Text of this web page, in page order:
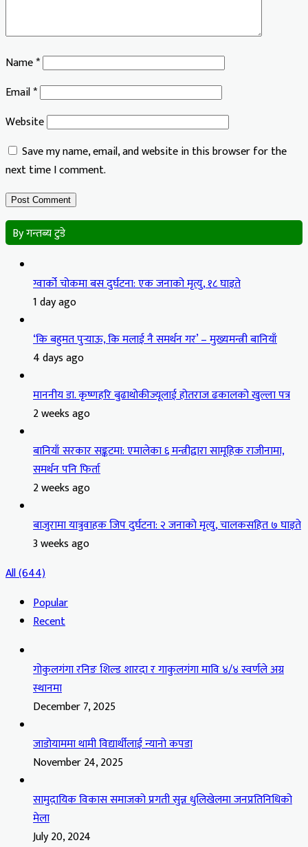
Name*
Email*
Website
Save my name, email, and website in this browser for the
next time I comment.
By गन्तब्य टुडे
ग्वार्को चोकमा बस दुर्घटना: एक जनाको मृत्यु, १८ घाइते
1 day ago
‘कि बहुमत पुर्‍याऊ, कि मलाई नै समर्थन गर’ – मुख्यमन्त्री बानियाँ
4 days ago
माननीय डा. कृष्णहरि बुढाथोकीज्यूलाई होतराज ढकालको खुल्ला पत्र
2 weeks ago
बानियाँ सरकार सङ्कटमा: एमालेका ६ मन्त्रीद्वारा सामूहिक राजीनामा,
समर्थन पनि फिर्ता
2 weeks ago
बाजुरामा यात्रुवाहक जिप दुर्घटना: २ जनाको मृत्यु, चालकसहित ७ घाइते
3 weeks ago
All (644)
Popular
Recent
गोकुलगंगा रनिङ शिल्ड शारदा र गाकुलगंगा मावि ४/४ स्वर्णले अग्र
स्थानमा
December 7, 2025
जाडोयाममा थामी विद्यार्थीलाई न्यानो कपडा
November 24, 2025
सामुदायिक विकास समाजको प्रगती सुन्न धुलिखेलमा जनप्रतिनिधिको
मेला
July 20, 2024